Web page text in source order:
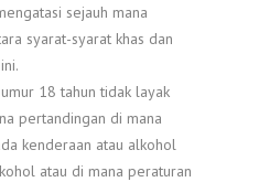
sejauh mana
syarat-syarat khas dan
18 tahun tidak layak
pertandingan di mana
kenderaan atau alkohol
atau di mana peraturan